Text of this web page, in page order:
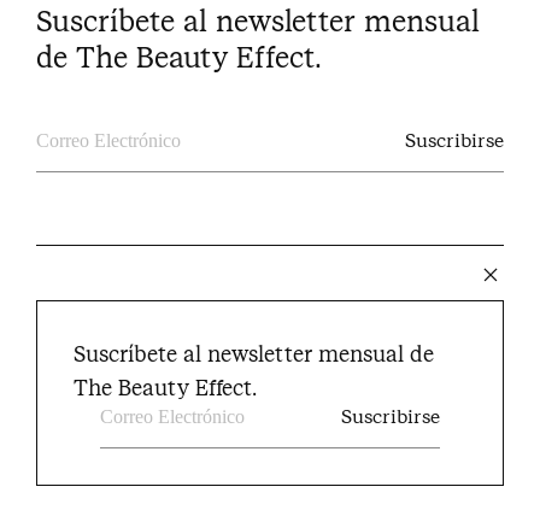
Suscríbete al newsletter mensual de
The Beauty Effect.
Suscríbete al newsletter mensual
de The Beauty Effect.
InstagramFacebookYoutube PinterestTwitter